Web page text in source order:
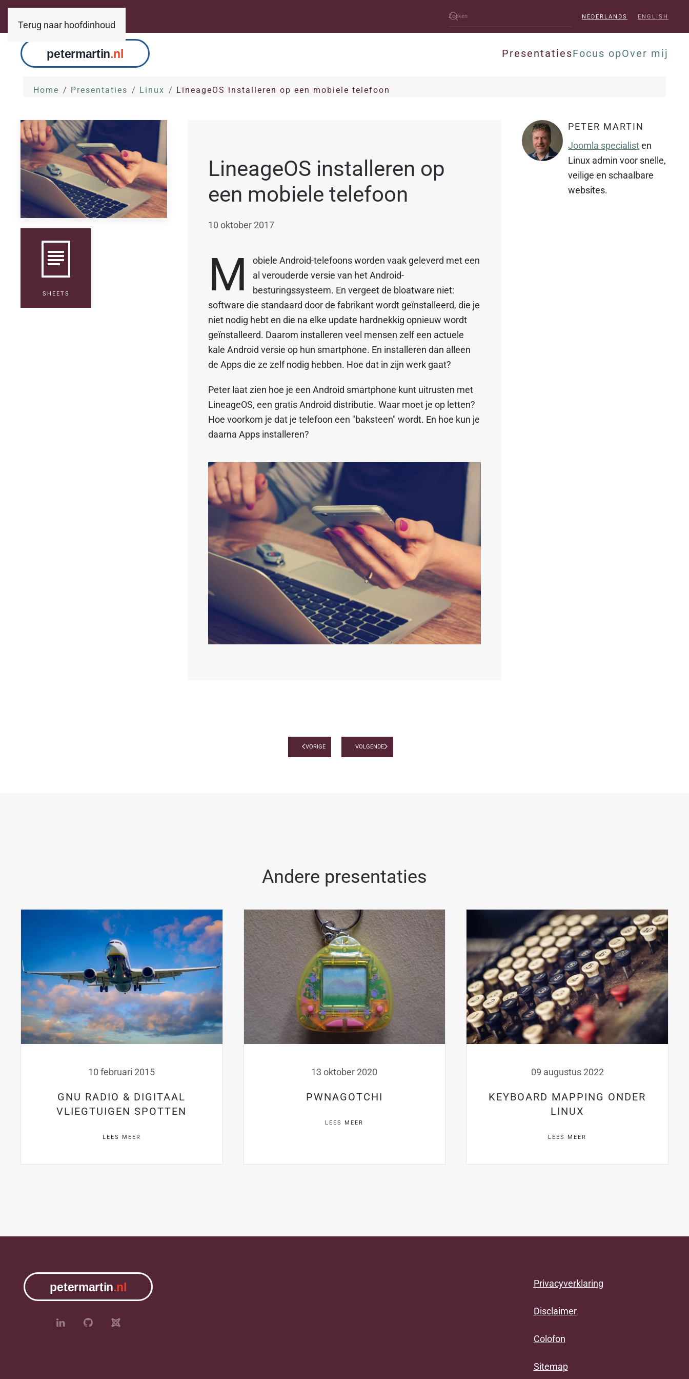
Terug naar hoofdinhoud
NEDERLANDS ENGLISH
PresentatiesFocus opOver mij
Home Presentaties Linux LineageOS installeren op een mobiele telefoon
SHEETS
LineageOS installeren op
een mobiele telefoon
10 oktober 2017
M
obiele Android-telefoons worden vaak geleverd met een
al verouderde versie van het Android-
besturingssysteem. En vergeet de bloatware niet:
software die standaard door de fabrikant wordt geïnstalleerd, die je
niet nodig hebt en die na elke update hardnekkig opnieuw wordt
geïnstalleerd. Daarom installeren veel mensen zelf een actuele
kale Android versie op hun smartphone. En installeren dan alleen
de Apps die ze zelf nodig hebben. Hoe dat in zijn werk gaat?
Peter laat zien hoe je een Android smartphone kunt uitrusten met
LineageOS, een gratis Android distributie. Waar moet je op letten?
Hoe voorkom je dat je telefoon een "baksteen" wordt. En hoe kun je
daarna Apps installeren?
PETER MARTIN
Joomla specialisten
Linux admin voor snelle,
veilige en schaalbare
websites.
VORIGE VOLGENDE
Andere presentaties
10 februari 2015
GNU RADIO & DIGITAAL
VLIEGTUIGEN SPOTTEN
LEES MEER
13 oktober 2020
PWNAGOTCHI
LEES MEER
09 augustus 2022
KEYBOARD MAPPING ONDER
LINUX
LEES MEER
Privacyverklaring
Disclaimer
Colofon
Sitemap